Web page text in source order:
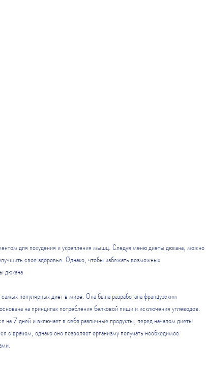
свое здоровье. Однако, чтобы избежать возможных
дюкана
популярных диет в мире. Она была разработана французским
на принципах потребления белковой пищи и исключения углеводов.
на 7 дней и включает в себя различные продукты, перед началом диеты
с врачом, однако оно позволяет организму получать необходимое